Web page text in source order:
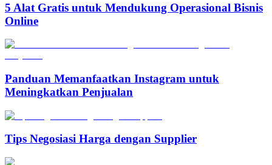
5 Alat Gratis untuk Mendukung Operasional Bisnis
Online
Panduan Memanfaatkan Instagram untuk
Meningkatkan Penjualan
Tips Negosiasi Harga dengan Supplier